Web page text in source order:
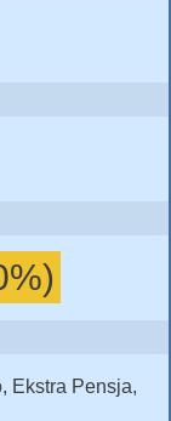
Ekstra Pensja,